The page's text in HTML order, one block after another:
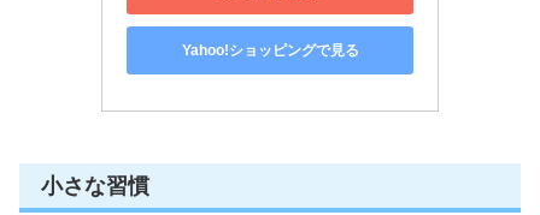
Yahoo!ショッピングで見る
小さな習慣